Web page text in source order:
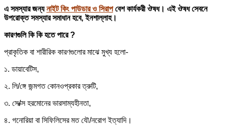
এ সমস্যার জন্যনাইট কিং পাউডার ও সিরাপবেশ কার্যকরী ঔষধ। এই ঔষধ সেবনে
উপরোক্ত সমস্যার সমাধান হবে, ইনশাল্লাহ।
কারণগুলি কি কি হতে পারে ?
প্রাকৃতিক বা শারীরিক কারণগুলোর মাঝে মুখ্য হলো-
১. ডায়াবেটিস,
২. লি/ঙ্গে জন্মগত কোনওপ্রকার ত্রুটি,
৩. সে/ক্স হরমোনের ভারসাম্যহীনতা,
৪. গনোরিয়া বা সিফিলিসের মত যৌ/নরোগ ইত্যাদি।